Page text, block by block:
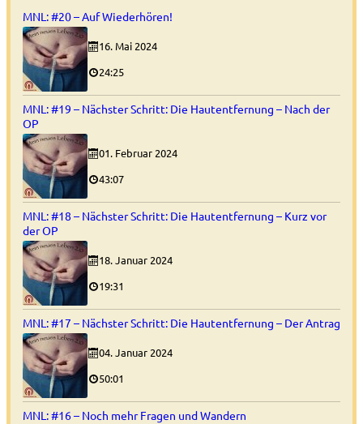
MNL: #20 – Auf Wiederhören!
16. Mai 2024
24:25
MNL: #19 – Nächster Schritt: Die Hautentfernung – Nach der
OP
01. Februar 2024
43:07
MNL: #18 – Nächster Schritt: Die Hautentfernung – Kurz vor
der OP
18. Januar 2024
19:31
MNL: #17 – Nächster Schritt: Die Hautentfernung – Der Antrag
04. Januar 2024
50:01
MNL: #16 – Noch mehr Fragen und Wandern